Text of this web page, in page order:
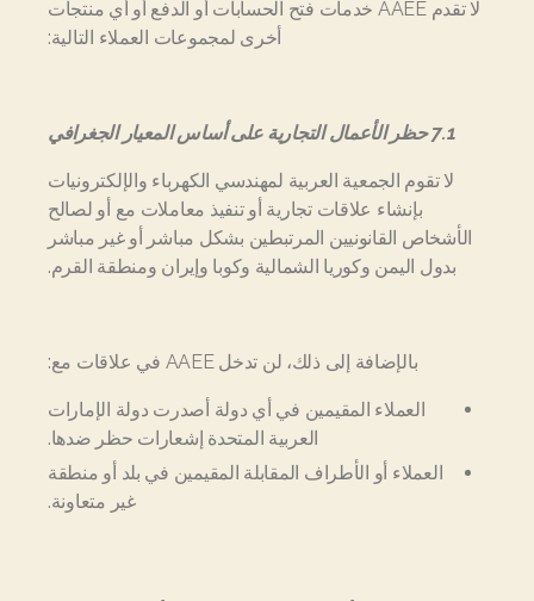
لا تقدم AAEE خدمات فتح الحسابات أو الدفع أو أي منتجات
أخرى لمجموعات العملاء التالية:
7.1 حظر الأعمال التجارية على أساس المعيار الجغرافي
لا تقوم الجمعية العربية لمهندسي الكهرباء والإلكترونيات
بإنشاء علاقات تجارية أو تنفيذ معاملات مع أو لصالح
الأشخاص القانونيين المرتبطين بشكل مباشر أو غير مباشر
بدول اليمن وكوريا الشمالية وكوبا وإيران ومنطقة القرم.
بالإضافة إلى ذلك، لن تدخل AAEE في علاقات مع:
العملاء المقيمين في أي دولة أصدرت دولة الإمارات
العربية المتحدة إشعارات حظر ضدها.
العملاء أو الأطراف المقابلة المقيمين في بلد أو منطقة
غير متعاونة.